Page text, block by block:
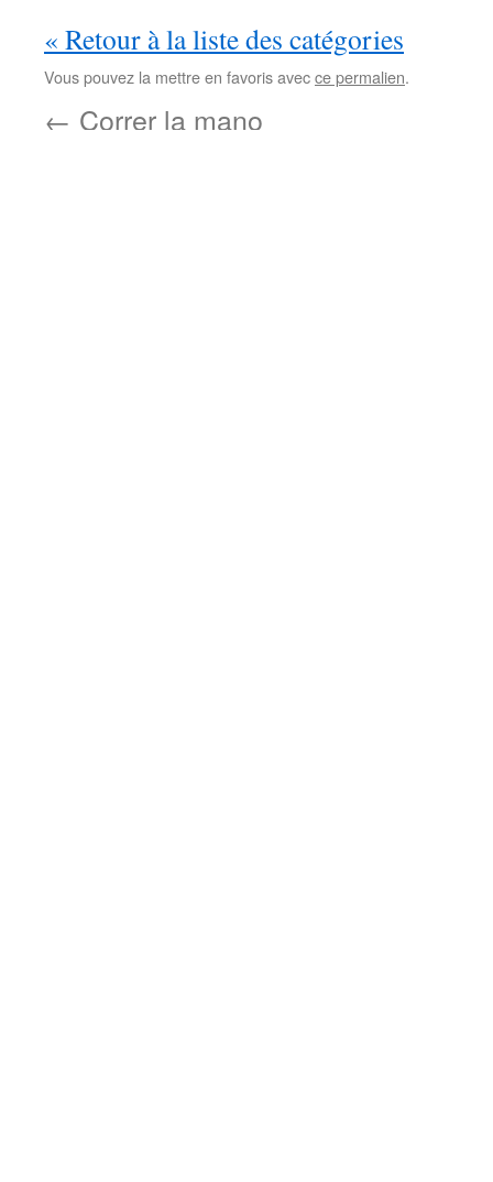
« Retour à la liste des catégories
Vous pouvez la mettre en favoris avecce permalien.
← Correr la mano